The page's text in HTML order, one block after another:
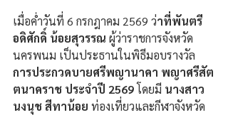
เมื่อค่ำวันที่ 6 กรกฎาคม 2569 ว่าที่พันตรี
อดิศักดิ์ น้อยสุวรรณ ผู้ว่าราชการจังหวัด
นครพนม เป็นประธานในพิธีมอบรางวัล
การประกวดบายศรีพญานาคา พญาศรีสัต
ตนาคราช ประจำปี 2569 โดยมี นางสาว
นงนุช สีทาน้อย ท่องเที่ยวและกีฬาจังหวัด